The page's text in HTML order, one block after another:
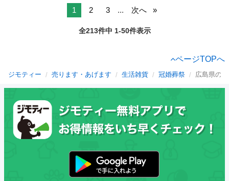
1 2 3 ... 次へ
全213件中 1-50件表示
ページTOPへ
ジモティー 売ります・あげます 生活雑貨 冠婚葬祭 広島県の